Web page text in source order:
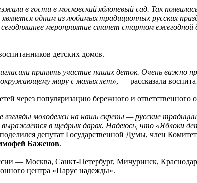
в гости в московский яблоневый сад. Так
одним из любимых традиционных русских
мероприятие станет стартом ежегодной
детских домов.
принять участие наших деток. Очень важно
миру с малых лет», — рассказала
через популяризацию бережного и ответственного
молодежи на наши скрепы — русские традиции
в щедрых дарах. Надеюсь, что «Яблоки
депутат Государственной Думы, член
Баженов.
— Москва, Санкт-Петербург, Мичуринск,
центра «Парус надежды».